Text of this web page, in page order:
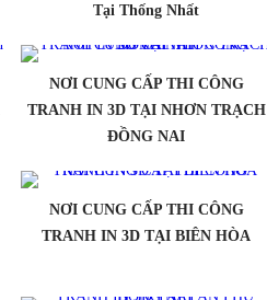
Tại Thống Nhất
NƠI CUNG CẤP THI CÔNG
TRANH IN 3D TẠI NHƠN TRẠCH
ĐỒNG NAI
NƠI CUNG CẤP THI CÔNG
TRANH IN 3D TẠI BIÊN HÒA